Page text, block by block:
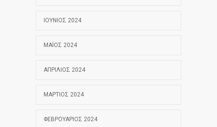
ΙΟΎΝΙΟΣ 2024
ΜΆΙΟΣ 2024
ΑΠΡΊΛΙΟΣ 2024
ΜΆΡΤΙΟΣ 2024
ΦΕΒΡΟΥΆΡΙΟΣ 2024